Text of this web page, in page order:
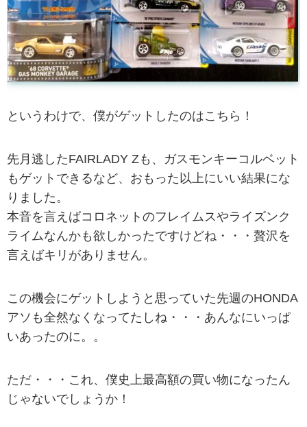
というわけで、僕がゲットしたのはこちら！
先月逃したFAIRLADY Zも、ガスモンキーコルベット
もゲットできるなど、おもった以上にいい結果にな
りました。
本音を言えばコロネットのフレイムスやライズンク
ライムなんかも欲しかったですけどね・・・贅沢を
言えばキリがありません。
この機会にゲットしようと思っていた先週のHONDA
アソも全然なくなってたしね・・・あんなにいっぱ
いあったのに。。
ただ・・・これ、僕史上最高額の買い物になったん
じゃないでしょうか！